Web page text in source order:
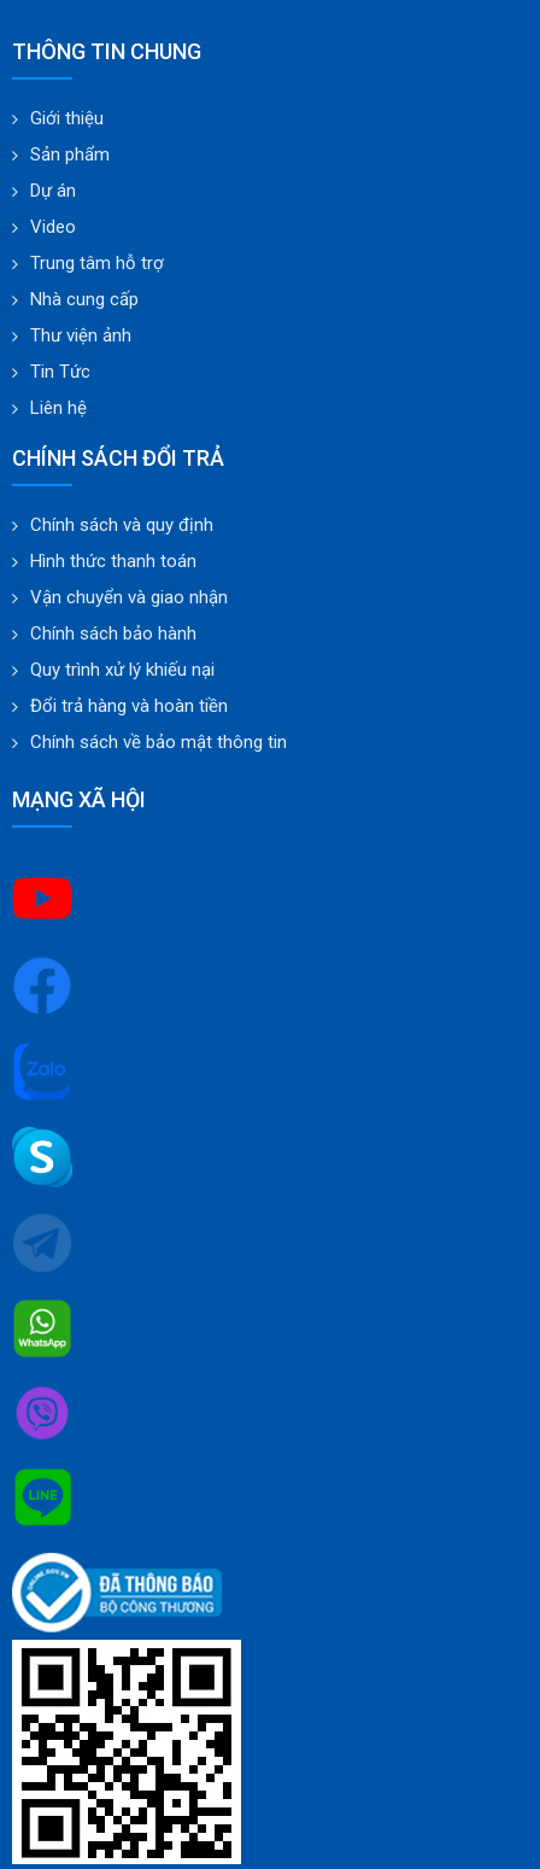
THÔNG TIN CHUNG
Giới thiệu
Sản phẩm
Dự án
Video
Trung tâm hỗ trợ
Nhà cung cấp
Thư viện ảnh
Tin Tức
Liên hệ
CHÍNH SÁCH ĐỔI TRẢ
Chính sách và quy định
Hình thức thanh toán
Vận chuyển và giao nhận
Chính sách bảo hành
Quy trình xử lý khiếu nại
Đổi trả hàng và hoàn tiền
Chính sách về bảo mật thông tin
MẠNG XÃ HỘI